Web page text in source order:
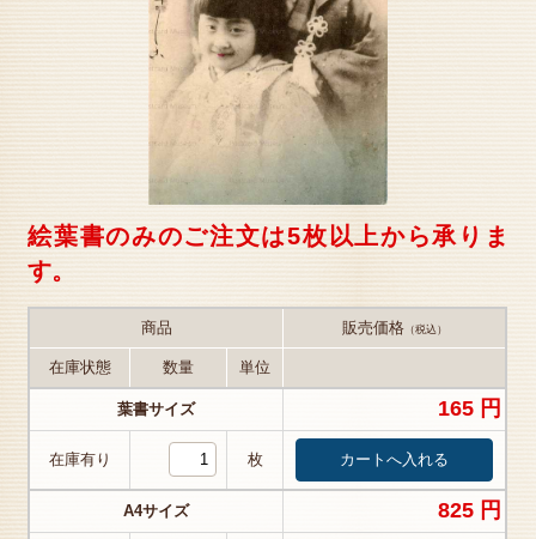
絵葉書のみのご注文は5枚以上から承りま
す。
商品 販売価格（税込）
在庫状態 数量 単位
葉書サイズ 165 円
在庫有り 枚
A4サイズ 825 円